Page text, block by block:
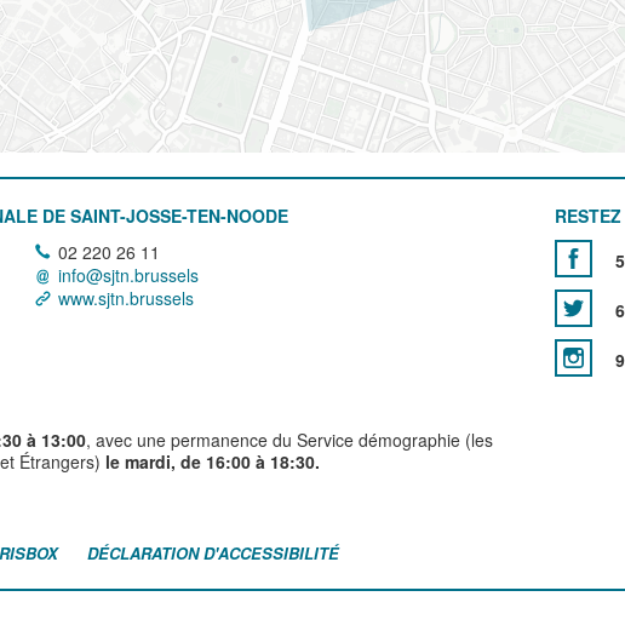
DE SAINT-JOSSE-TEN-NOODE
02 220 26 11
info@sjtn.brussels
www.sjtn.brussels
à 13:00, avec une permanence du Service démographie (les
Étrangers) le mardi, de 16:00 à 18:30.
DÉCLARATION D'ACCESSIBILITÉ